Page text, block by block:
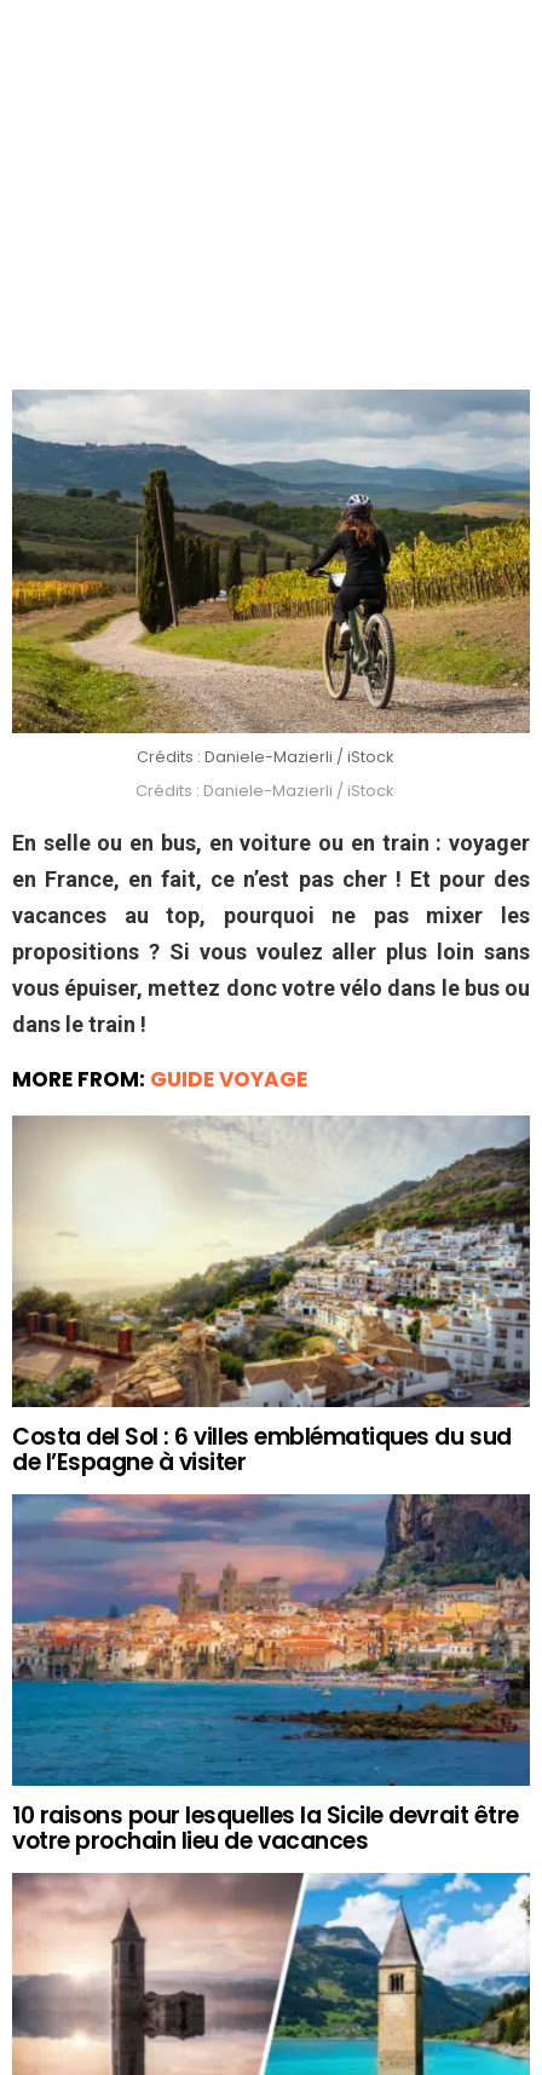
Crédits : Daniele-Mazierli / iStock
Crédits : Daniele-Mazierli / iStock
En selle ou en bus, en voiture ou en train : voyager
en France, en fait, ce n’est pas cher ! Et pour des
vacances au top, pourquoi ne pas mixer les
propositions ? Si vous voulez aller plus loin sans
vous épuiser, mettez donc votre vélo dans le bus ou
dans le train !
MORE FROM: GUIDE VOYAGE
Costa del Sol : 6 villes emblématiques du sud
de l’Espagne à visiter
10 raisons pour lesquelles la Sicile devrait être
votre prochain lieu de vacances